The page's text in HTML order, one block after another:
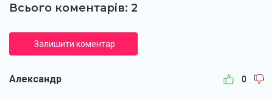
Всього коментарів: 2
Залишити коментар
Александр 0